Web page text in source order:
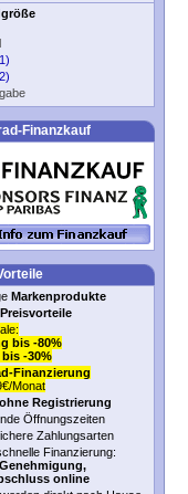
Finanzkauf
Markenprodukte
bis -80%
-30%
Finanzierung
Monat
ohne Registrierung
Öffnungszeiten
Zahlungsarten
Finanzierung:
online